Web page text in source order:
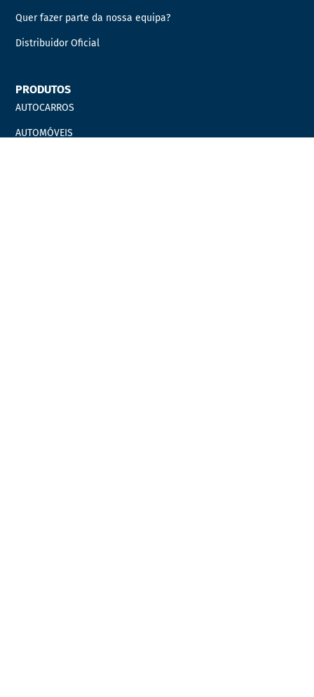
Quer fazer parte da nossa equipa?
Distribuidor Oficial
PRODUTOS
AUTOCARROS
AUTOMÓVEIS